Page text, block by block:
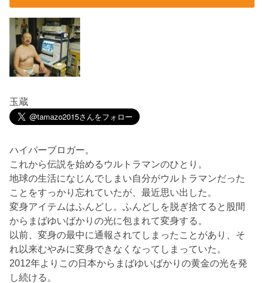
玉蔵
ハイパーブロガー。
これから伝説を始めるウルトラマンのひとり。
地球の生活になじんでしまい自分がウルトラマンだった
ことをすっかり忘れていたが、最近思い出した。
変身アイテムはふんどし。ふんどしを脱ぎ捨てると股間
からまばゆいばかりの光に包まれて変身する。
以前、変身の最中に通報されてしまったことがあり、そ
れ以来むやみに変身できなくなってしまっていた。
2012年よりこの日本からまばゆいばかりの黄金の光を発
し続ける。